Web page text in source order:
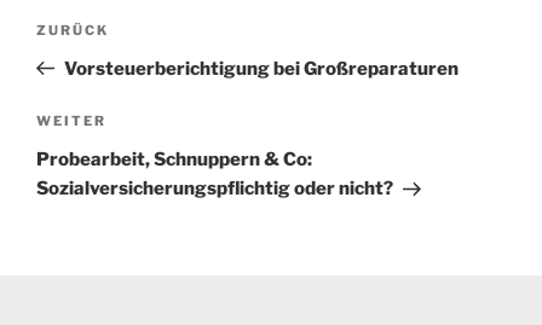
Beitragsnavigation
Vorheriger
Beitrag
ZURÜCK
Vorsteuerberichtigung bei Großreparaturen
Nächster
Beitrag
WEITER
Probearbeit, Schnuppern & Co:
Sozialversicherungspflichtig oder nicht?